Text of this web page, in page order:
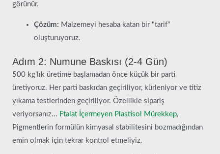
görünür.
Çözüm: Malzemeyi hesaba katan bir "tarif"
oluşturuyoruz.
Adım 2: Numune Baskısı (2-4 Gün)
500 kg'lık üretime başlamadan önce küçük bir parti
üretiyoruz. Her parti baskıdan geçiriliyor, kürleniyor ve titiz
yıkama testlerinden geçiriliyor. Özellikle sipariş
veriyorsanız... Ftalat İçermeyen Plastisol Mürekkep,
Pigmentlerin formülün kimyasal stabilitesini bozmadığından
emin olmak için tekrar kontrol etmeliyiz.